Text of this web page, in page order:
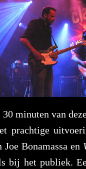
30 minuten van
prachtige
Joe Bonamassa en
bij het publiek.